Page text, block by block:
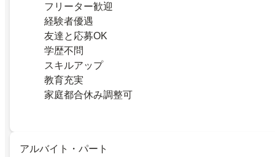
フリーター歓迎
経験者優遇
友達と応募OK
学歴不問
スキルアップ
教育充実
家庭都合休み調整可
アルバイト・パート